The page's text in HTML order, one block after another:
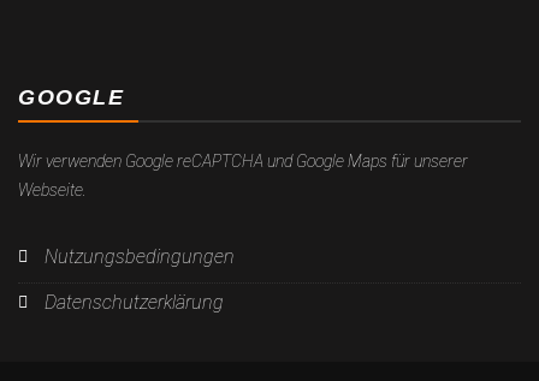
GOOGLE
Wir verwenden Google reCAPTCHA und Google Maps für unserer
Webseite.
Nutzungsbedingungen
Datenschutzerklärung